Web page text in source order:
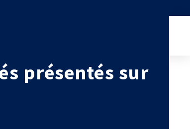
INTERNATIONAL
CETIM MATCOR (ASIE)
présentés sur